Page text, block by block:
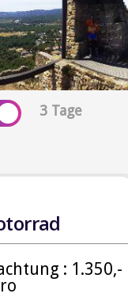
3 Tage
: 1.350,-